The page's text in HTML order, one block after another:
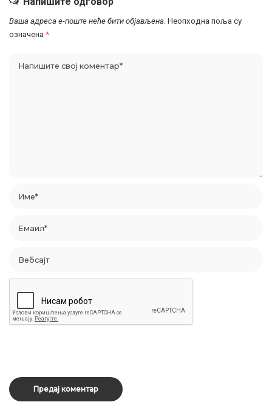
Ваша адреса е-поште неће бити објављена. Неопходна поља су
означена *